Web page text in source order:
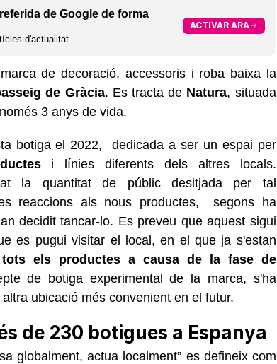
de Google de forma
d'actualitat
ACTIVAR ARA
de decoració, accessoris i roba baixa la
de Gràcia. Es tracta de Natura, situada
3 anys de vida.
botiga el 2022, dedicada a ser un espai per
i línies diferents dels altres locals.
la quantitat de públic desitjada per tal
reaccions als nous productes, segons ha
decidit tancar-lo. Es preveu que aquest sigui
es pugui visitar el local, en el que ja s'estan
els productes a causa de la fase de
de botiga experimental de la marca, s'ha
ubicació més convenient en el futur.
de 230 botigues a Espanya
globalment, actua localment” es defineix com